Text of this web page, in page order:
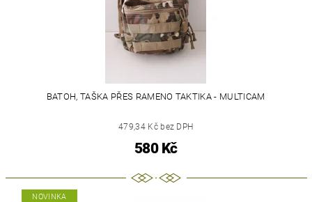
BATOH, TAŠKA PŘES RAMENO TAKTIKA - MULTICAM
479,34 Kč bez DPH
580 Kč
NOVINKA